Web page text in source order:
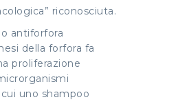
riconosciuta.
antiforfora
della forfora fa
proliferazione
uno shampoo